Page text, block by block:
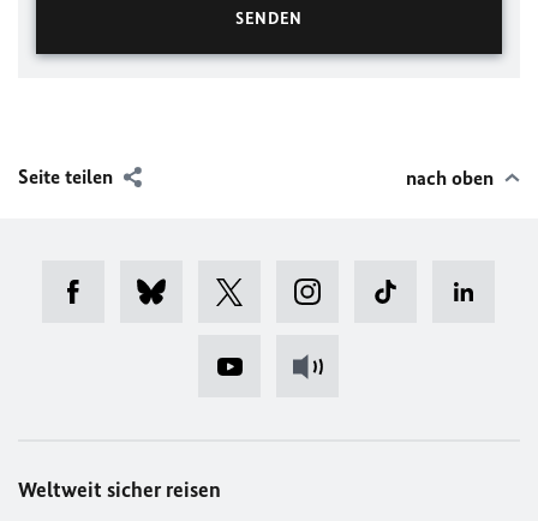
Seite teilen nach oben
Weltweit sicher reisen